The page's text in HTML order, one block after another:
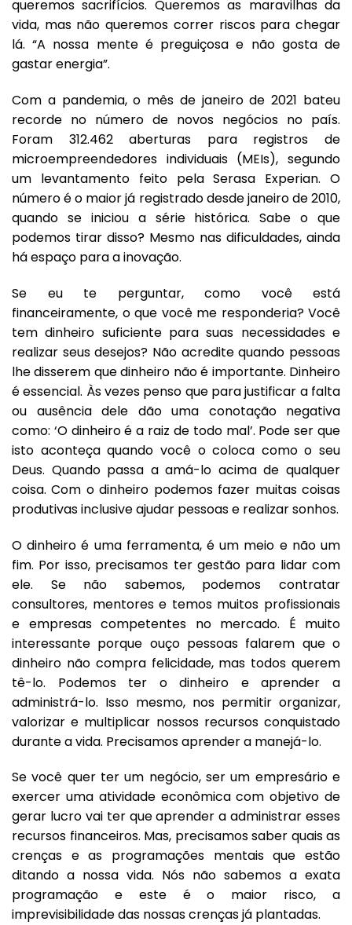
queremos sacrifícios. Queremos as maravilhas da
vida, mas não queremos correr riscos para chegar
lá. “A nossa mente é preguiçosa e não gosta de
gastar energia”.
Com a pandemia, o mês de janeiro de 2021 bateu
recorde no número de novos negócios no país.
Foram 312.462 aberturas para registros de
microempreendedores individuais (MEIs), segundo
um levantamento feito pela Serasa Experian. O
número é o maior já registrado desde janeiro de 2010,
quando se iniciou a série histórica. Sabe o que
podemos tirar disso? Mesmo nas dificuldades, ainda
há espaço para a inovação.
Se eu te perguntar, como você está
financeiramente, o que você me responderia? Você
tem dinheiro suficiente para suas necessidades e
realizar seus desejos? Não acredite quando pessoas
lhe disserem que dinheiro não é importante. Dinheiro
é essencial. Às vezes penso que para justificar a falta
ou ausência dele dão uma conotação negativa
como: ‘O dinheiro é a raiz de todo mal’. Pode ser que
isto aconteça quando você o coloca como o seu
Deus. Quando passa a amá-lo acima de qualquer
coisa. Com o dinheiro podemos fazer muitas coisas
produtivas inclusive ajudar pessoas e realizar sonhos.
O dinheiro é uma ferramenta, é um meio e não um
fim. Por isso, precisamos ter gestão para lidar com
ele. Se não sabemos, podemos contratar
consultores, mentores e temos muitos profissionais
e empresas competentes no mercado. É muito
interessante porque ouço pessoas falarem que o
dinheiro não compra felicidade, mas todos querem
tê-lo. Podemos ter o dinheiro e aprender a
administrá-lo. Isso mesmo, nos permitir organizar,
valorizar e multiplicar nossos recursos conquistado
durante a vida. Precisamos aprender a manejá-lo.
Se você quer ter um negócio, ser um empresário e
exercer uma atividade econômica com objetivo de
gerar lucro vai ter que aprender a administrar esses
recursos financeiros. Mas, precisamos saber quais as
crenças e as programações mentais que estão
ditando a nossa vida. Nós não sabemos a exata
programação e este é o maior risco, a
imprevisibilidade das nossas crenças já plantadas.